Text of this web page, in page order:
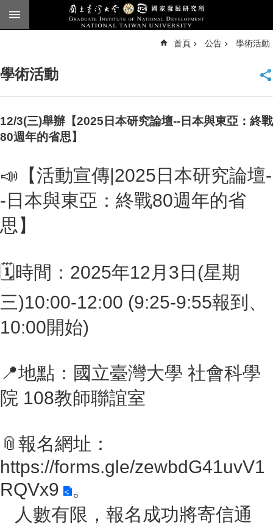
跳到主要內容區塊
臺
頁
English
告
本
所
簡
介
所
成
員
士
碩
士
班
專
班
學
術
研
究
首頁 公告 學術活動
學術活動
12/3(三)舉辦【2025日本研究論壇--日本與東亞：終戰
80週年的省思】
📣 【活動宣傳|2025日本研究論壇-
-日本與東亞：終戰80週年的省
思】
🗓時間： 2025年12 月 3日 (星期
三)10:00-12:00 (9:25-9:55報到、
10:00開始)
📍地點：國立臺灣大學 社會科學
院 108教師聯誼室
📎 報名網址：
https://forms.gle/zewbdG41uvV1
RQVx9
。
人數有限，報名成功將寄信通